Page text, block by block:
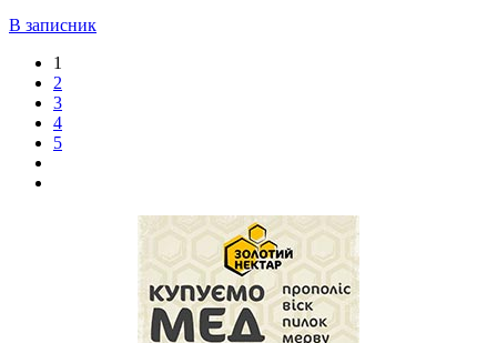
В записник
1
2
3
4
5